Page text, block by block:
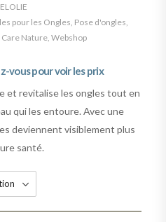
pour les Ongles Pose d'ongles
Care Nature Webshop
vous pour voir les prix
et revitalise les ongles tout en
qui les entoure. Avec une
deviennent visiblement plus
santé.